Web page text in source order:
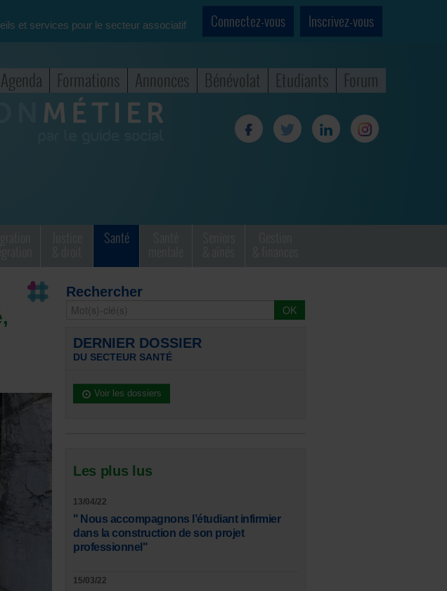
et services pour le secteur associatif Connectez-vous Inscrivez-vous
Agenda Formations Annonces Bénévolat Etudiants Forum
Santé
Rechercher
DERNIER DOSSIER
DU SECTEUR SANTÉ
Voir les dossiers
Les plus lus
13/04/22
" Nous accompagnons l’étudiant infirmier
dans la construction de son projet
professionnel"
15/03/22